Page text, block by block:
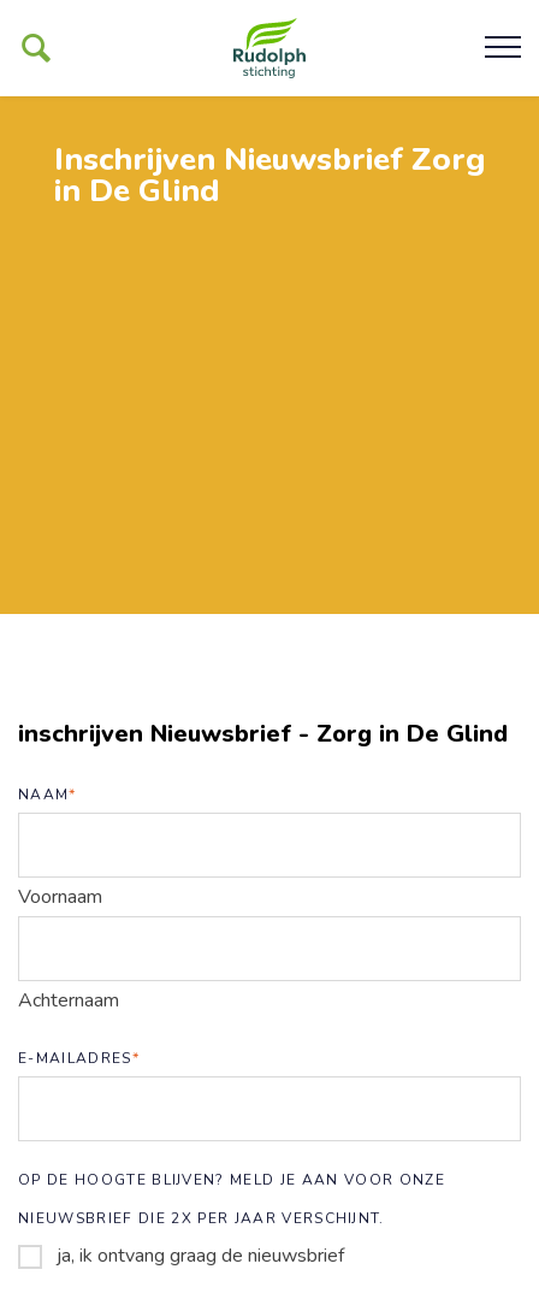
Ons werk
Inschrijven Nieuwsbrief Zorg
in De Glind
inschrijven Nieuwsbrief - Zorg in De Glind
NAAM*
Voornaam
Achternaam
E-MAILADRES*
OP DE HOOGTE BLIJVEN? MELD JE AAN VOOR ONZE
NIEUWSBRIEF DIE 2X PER JAAR VERSCHIJNT.
ja, ik ontvang graag de nieuwsbrief